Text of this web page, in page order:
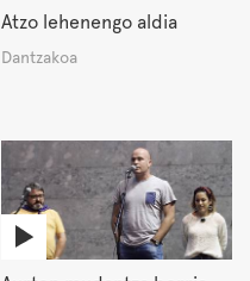
Atzo lehenengo aldia
Dantzakoa